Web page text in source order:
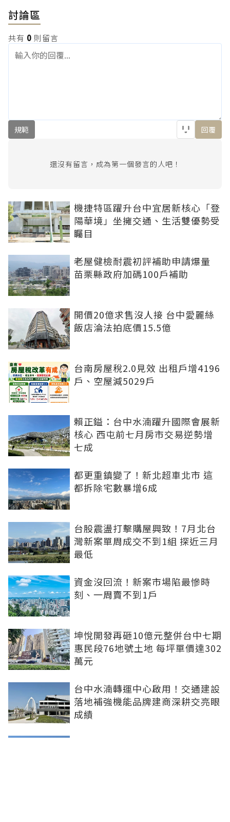
討論區
共有 0 則留言
規範 回覆
還沒有留言，成為第一個發言的人吧！
機捷特區躍升台中宜居新核心「登
陽華境」坐擁交通、生活雙優勢受
矚目
老屋健檢耐震初評補助申請爆量
苗栗縣政府加碼100戶補助
開價20億求售沒人接 台中愛麗絲
飯店淪法拍底價15.5億
台南房屋稅2.0見效 出租戶增4196
戶、空屋減5029戶
賴正鎰：台中水湳躍升國際會展新
核心 西屯前七月房市交易逆勢增
七成
都更重鎮變了！新北超車北市 這
都拆除宅數暴增6成
台股震盪打擊購屋興致！7月北台
灣新案單周成交不到1組 探近三月
最低
資金沒回流！新案市場陷最慘時
刻、一周賣不到1戶
坤悅開發再砸10億元整併台中七期
惠民段76地號土地 每坪單價達302
萬元
台中水湳轉運中心啟用！交通建設
落地補強機能品牌建商深耕交亮眼
成績